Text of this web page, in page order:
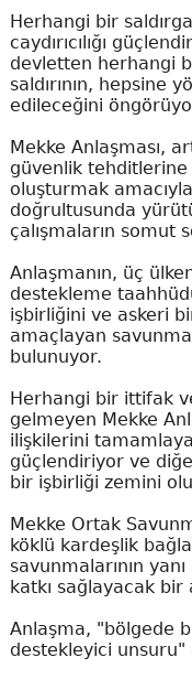
Herhangi bir
caydırıcılığı
devletten herhangi
saldırının, hepsine
edileceğini
Mekke Anlaşması,
güvenlik tehditlerine
oluşturmak
doğrultusunda
çalışmaların somut
Anlaşmanın, üç
destekleme
işbirliğini ve askeri
amaçlayan
bulunuyor.
Herhangi bir ittifak
gelmeyen Mekke
ilişkilerini
güçlendiriyor ve
bir işbirliği zemini
Mekke Ortak
köklü kardeşlik
savunmalarının
katkı sağlayacak bir
Anlaşma, "bölgede
destekleyici